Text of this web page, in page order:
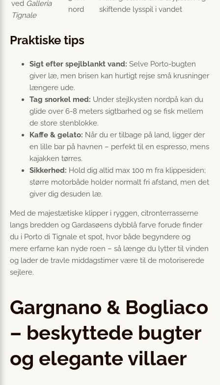
ved Galleria
Tignale
nord
skiftende lysspil i vandet
Praktiske tips
Sigt efter spejlblankt vand: Selve Porto-bugten
giver læ, men brisen kan hurtigt rejse små krusninger
længere ude.
Tag snorkel med: Under stejlkysten nordpå kan du
glide over 6-8 meters sigtbarhed og se fisk mellem
de store stenblokke.
Kaffe & gelato: Når du er tilbage på land, ligger der
en lille bar på havnen – perfekt til en espresso, mens
kajakken tørres.
Sikkerhed: Hold dig altid max 100 m fra klippesiden;
større motorbåde holder normalt fri afstand, men det
giver dig desuden læ.
Med de majestætiske klipper i ryggen, citron­terrasserne
langs bredden og Gardasøens dybblå farve forude finder
du i Porto di Tignale et spot, hvor både begyndere og
mere erfarne kan nyde roen – så længe du lytter til vinden
og lader de travle middagstimer være til de motoriserede
sejlere.
Gargnano & Bogliaco
– beskyttede bugter
og elegante villaer